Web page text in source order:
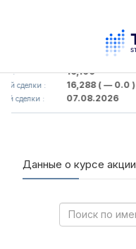
: 16,100
сделки : 16,288( — 0.0 )
сделки : 07.08.2026
Данные о курсе акции